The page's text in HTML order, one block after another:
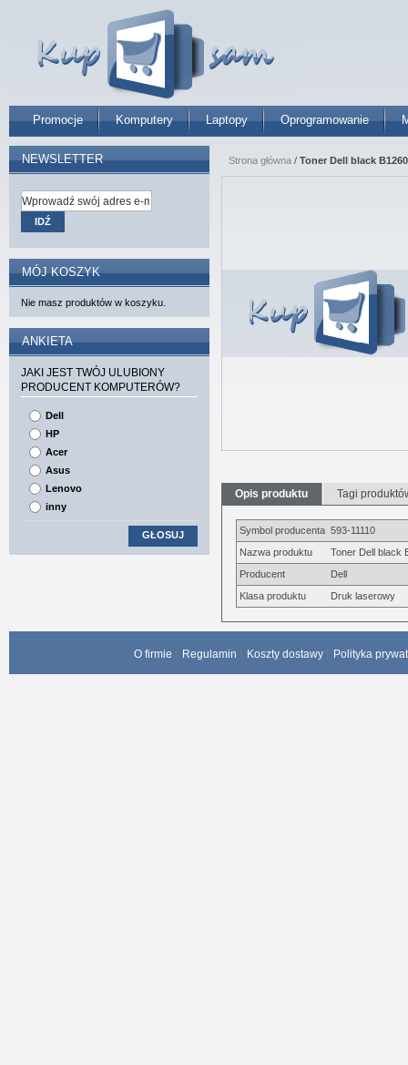
Promocje Komputery Laptopy Oprogramowanie
Strona główna / Toner Dell black
Opis produktu Tagi
Symbol producenta 593-11110
Nazwa produktu
Toner Dell black
Producent
Dell
Klasa produktu
Druk laserowy
NEWSLETTER
IDŹ
MÓJ KOSZYK
Nie masz produktów w koszyku.
ANKIETA
JAKI JEST TWÓJ ULUBIONY
PRODUCENT KOMPUTERÓW?
Dell
HP
Acer
Asus
Lenovo
inny
GŁOSUJ
O firmie Regulamin Koszty dostawy Polityka